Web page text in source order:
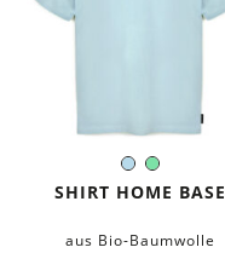
Hellblau
Mintgrün
Farbe:
SHIRT HOME BASE
aus Bio-Baumwolle